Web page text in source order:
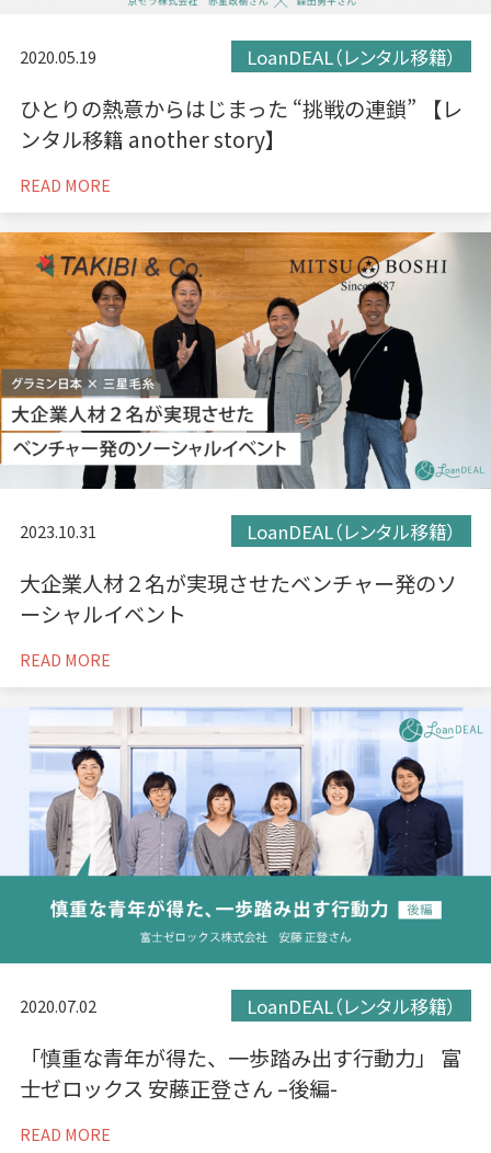
2020.05.19 LoanDEAL（レンタル移籍）
ひとりの熱意からはじまった “挑戦の連鎖” 【レ
ンタル移籍 another story】
READ MORE
2023.10.31 LoanDEAL（レンタル移籍）
大企業人材２名が実現させたベンチャー発のソ
ーシャルイベント
READ MORE
2020.07.02 LoanDEAL（レンタル移籍）
「慎重な青年が得た、一歩踏み出す行動力」 富
士ゼロックス 安藤正登さん –後編-
READ MORE